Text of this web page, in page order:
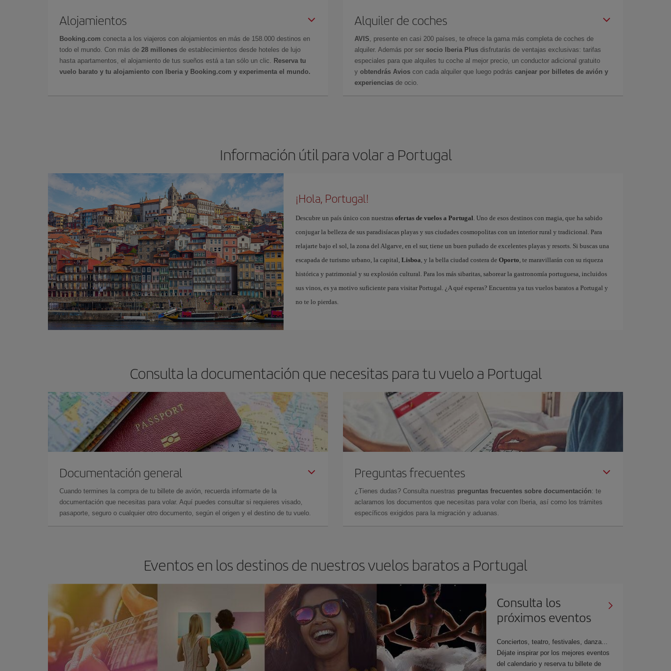
Alojamientos
Booking.com conecta a los viajeros con alojamientos en más de 158.000 destinos en
todo el mundo. Con más de 28 millones de establecimientos desde hoteles de lujo
hasta apartamentos, el alojamiento de tus sueños está a tan sólo un clic.
Reserva tu
vuelo barato y tu alojamiento con Iberia y Booking.com y experimenta el mundo.
Alquiler de coches
AVIS , presente en casi 200 países, te ofrece la gama más completa de coches de
alquiler. Además por ser socio Iberia Plus disfrutarás de ventajas exclusivas: tarifas
especiales para que alquiles tu coche al mejor precio, un conductor adicional gratuito
y obtendrás Avios con cada alquiler que luego podrás canjear por billetes de avión y
experiencias de ocio.
Información útil para volar a Portugal
¡Hola, Portugal!
Descubre un país único con nuestras ofertas de vuelos a Portugal . Uno de esos destinos con magia, que ha sabido
conjugar la belleza de sus paradisíacas playas y sus ciudades cosmopolitas con un interior rural y tradicional. Para
relajarte bajo el sol, la zona del Algarve, en el sur, tiene un buen puñado de excelentes playas y resorts. Si buscas una
escapada de turismo urbano, la capital, Lisboa , y la bella ciudad costera de Oporto , te maravillarán con su riqueza
histórica y patrimonial y su explosión cultural. Para los más sibaritas, saborear la gastronomía portuguesa, incluidos
sus vinos, es ya motivo suficiente para visitar Portugal. ¿A qué esperas? Encuentra ya tus vuelos baratos a Portugal y
no te lo pierdas.
Consulta la documentación que necesitas para tu vuelo a Portugal
Documentación general
Cuando termines la compra de tu billete de avión, recuerda informarte de la
documentación que necesitas para volar. Aquí puedes consultar si requieres visado,
pasaporte, seguro o cualquier otro documento, según el origen y el destino de tu vuelo.
Preguntas frecuentes
¿Tienes dudas? Consulta nuestras preguntas frecuentes sobre documentación: te
aclaramos los documentos que necesitas para volar con Iberia, así como los trámites
específicos exigidos para la migración y aduanas.
Eventos en los destinos de nuestros vuelos baratos a Portugal
Consulta los
próximos eventos
Conciertos, teatro, festivales, danza...
Déjate inspirar por los mejores eventos
del calendario y reserva tu billete de